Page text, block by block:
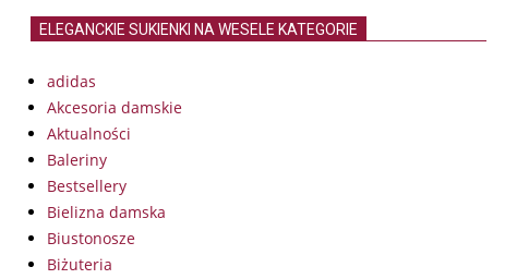
ELEGANCKIE SUKIENKI NA WESELE KATEGORIE
adidas
Akcesoria damskie
Aktualności
Baleriny
Bestsellery
Bielizna damska
Biustonosze
Biżuteria